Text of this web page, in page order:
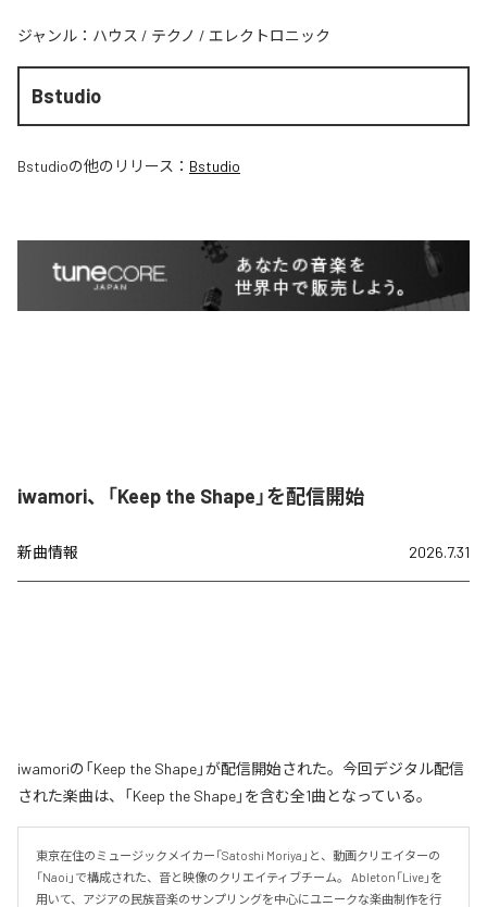
ジャンル： ハウス / テクノ / エレクトロニック
Bstudio
Bstudioの他のリリース： Bstudio
iwamori、「Keep the Shape」を配信開始
新曲情報 2026.7.31
iwamoriの「Keep the Shape」が配信開始された。今回デジタル配信
された楽曲は、「Keep the Shape」を含む全1曲となっている。
東京在住のミュージックメイカー「Satoshi Moriya」と、動画クリエイターの
「Naoi」で構成された、音と映像のクリエイティブチーム。 Ableton「Live」を
用いて、アジアの民族音楽のサンプリングを中心にユニークな楽曲制作を行